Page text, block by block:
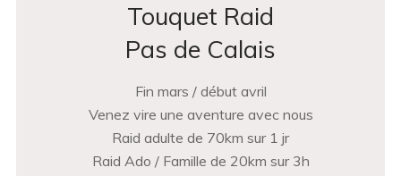
Touquet Raid
Pas de Calais
Fin mars / début avril
Venez vire une aventure avec nous
Raid adulte de 70km sur 1 jr
Raid Ado / Famille de 20km sur 3h